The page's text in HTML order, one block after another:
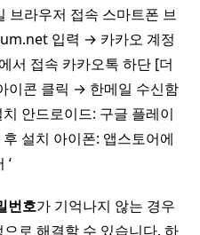
브라우저 접속 스마트폰 브
입력 → 카카오 계정
서 접속 카카오톡 하단 [더
이콘 클릭 → 한메일 수신함
안드로이드: 구글 플레이
후 설치 아이폰: 앱스토어에
‘
번호가 기억나지 않는 경우
로 해결할 수 있습니다. 하